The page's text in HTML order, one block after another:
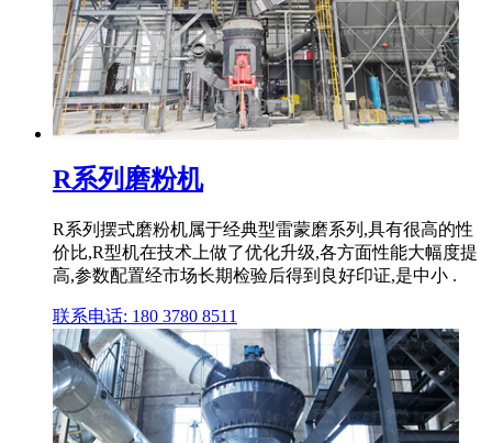
R系列磨粉机
R系列摆式磨粉机属于经典型雷蒙磨系列,具有很高的性
价比,R型机在技术上做了优化升级,各方面性能大幅度提
高,参数配置经市场长期检验后得到良好印证,是中小 .
联系电话: 180 3780 8511